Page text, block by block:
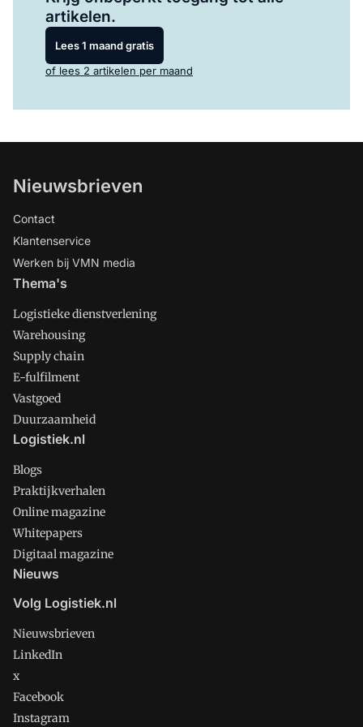
artikelen.
Lees 1 maand gratis
of lees 2 artikelen per maand
Nieuwsbrieven
Contact
Klantenservice
Werken bij VMN media
Thema's
Logistieke dienstverlening
Warehousing
Supply chain
E-fulfilment
Vastgoed
Duurzaamheid
Logistiek.nl
Blogs
Praktijkverhalen
Online magazine
Whitepapers
Digitaal magazine
Nieuws
Volg Logistiek.nl
Nieuwsbrieven
LinkedIn
x
Facebook
Instagram